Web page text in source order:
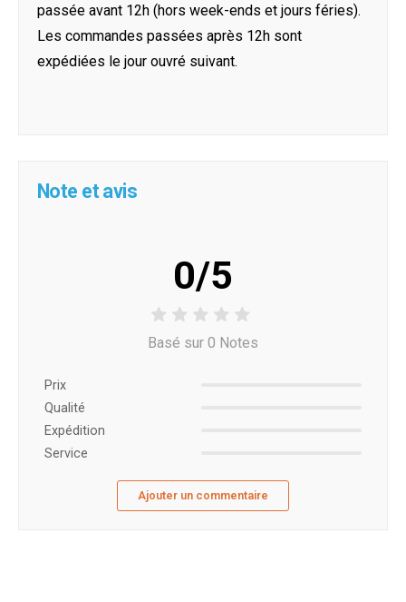
passée avant 12h (hors week-ends et jours féries).
Les commandes passées après 12h sont
expédiées le jour ouvré suivant.
Note et avis
0/5
Basé sur 0 Notes
Prix ​​
Qualité
Expédition
Service
Ajouter un commentaire